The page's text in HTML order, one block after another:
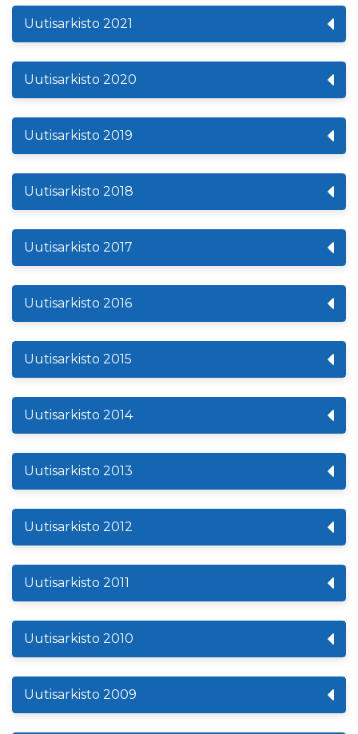
Uutisarkisto 2021
Uutisarkisto 2020
Uutisarkisto 2019
Uutisarkisto 2018
Uutisarkisto 2017
Uutisarkisto 2016
Uutisarkisto 2015
Uutisarkisto 2014
Uutisarkisto 2013
Uutisarkisto 2012
Uutisarkisto 2011
Uutisarkisto 2010
Uutisarkisto 2009